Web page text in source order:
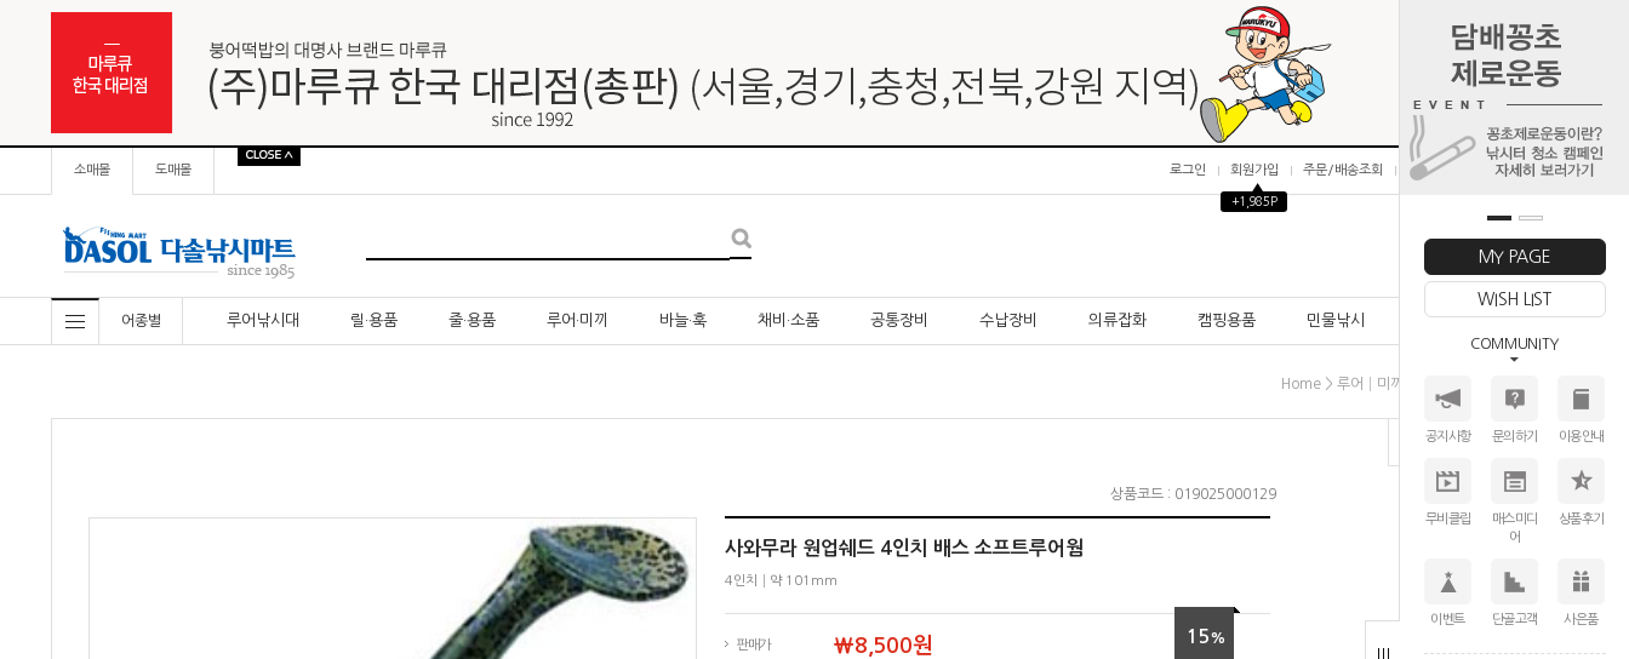
MY PAGE
WISH LIST
COMMUNITY
공지사항 문의하기 이용안내
무비클립
매스미디
어
상품후기
이벤트 단골고객 사은품
소매몰 도매몰 로그인 회원가입
▲
+1,985P
주문/배송조회 마이페이지
어종별 루어낚시대 릴·용품 줄·용품 루어·미끼 바늘·훅 채비·소품 공통장비 수납장비 의류잡화 캠핑용품 민물낚시 바다낚시
Home > 루어│미끼
상품코드 : 019025000129
사와무라 원업쉐드 4인치 배스 소프트루어웜
4인치│약 101mm
판매가 ￦8,500원 15%